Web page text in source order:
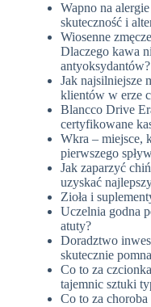
Wapno na
skuteczność i
Wiosenne
Dlaczego kawa
antyoksydantów?
Jak najsilniejsze
klientów w erze
Blancco Drive
certyfikowane
Wkra – miejsce,
pierwszego
Jak zaparzyć
uzyskać
Zioła i
Uczelnia godna
atuty?
Doradztwo
skutecznie
Co to za
tajemnic sztuki
Co to za choroba